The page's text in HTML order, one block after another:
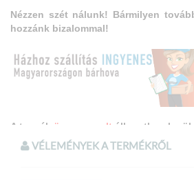
Nézzen szét nálunk! Bármilyen
hozzánk bizalommal!
A termék összeszerelt állapotban
VÉLEMÉNYEK A TERMÉKRŐL